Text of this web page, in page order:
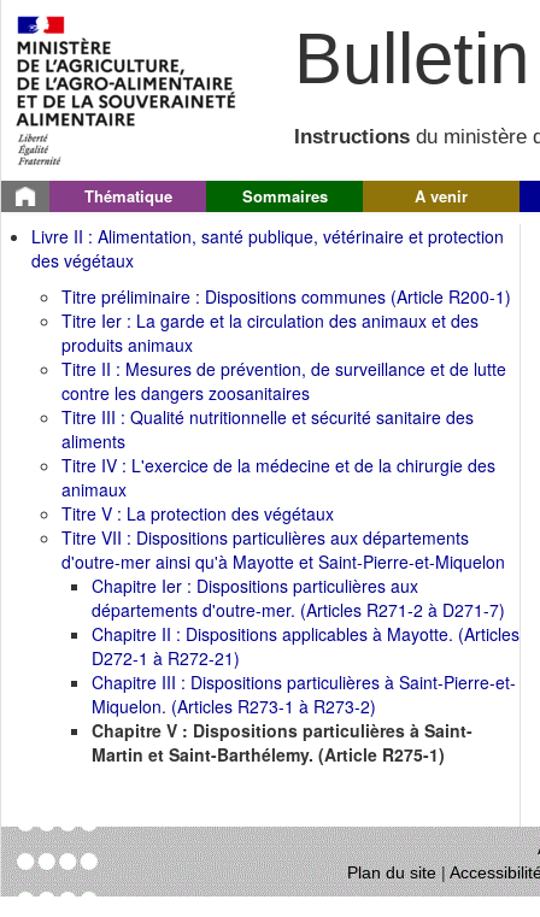
Instructions du ministère
Thématique Sommaires A venir
Livre II : Alimentation, santé publique, vétérinaire et protection
des végétaux
Titre préliminaire : Dispositions communes (Article R200-1)
Titre Ier : La garde et la circulation des animaux et des
produits animaux
Titre II : Mesures de prévention, de surveillance et de lutte
contre les dangers zoosanitaires
Titre III : Qualité nutritionnelle et sécurité sanitaire des
aliments
Titre IV : L'exercice de la médecine et de la chirurgie des
animaux
Titre V : La protection des végétaux
Titre VII : Dispositions particulières aux départements
d'outre-mer ainsi qu'à Mayotte et Saint-Pierre-et-Miquelon
Chapitre Ier : Dispositions particulières aux
départements d'outre-mer. (Articles R271-2 à D271-7)
Chapitre II : Dispositions applicables à Mayotte. (Articles
D272-1 à R272-21)
Chapitre III : Dispositions particulières à Saint-Pierre-et-
Miquelon. (Articles R273-1 à R273-2)
Chapitre V : Dispositions particulières à Saint-
Martin et Saint-Barthélemy. (Article R275-1)
Plan du site|